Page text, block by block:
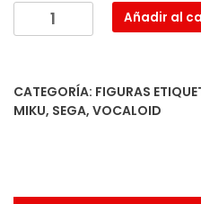
Hatsune
Miku
cantidad
Añadir al
CATEGORÍA: FIGURAS
MIKU, SEGA, VOCALOID